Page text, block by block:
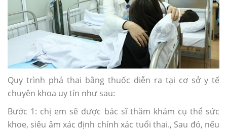
Quy trình phá thai bằng thuốc diễn ra tại cơ sở y tế
chuyên khoa uy tín như sau:
Bước 1: chị em sẽ được bác sĩ thăm khám cụ thể sức
khoe, siêu âm xác định chính xác tuổi thai., Sau đó, nếu